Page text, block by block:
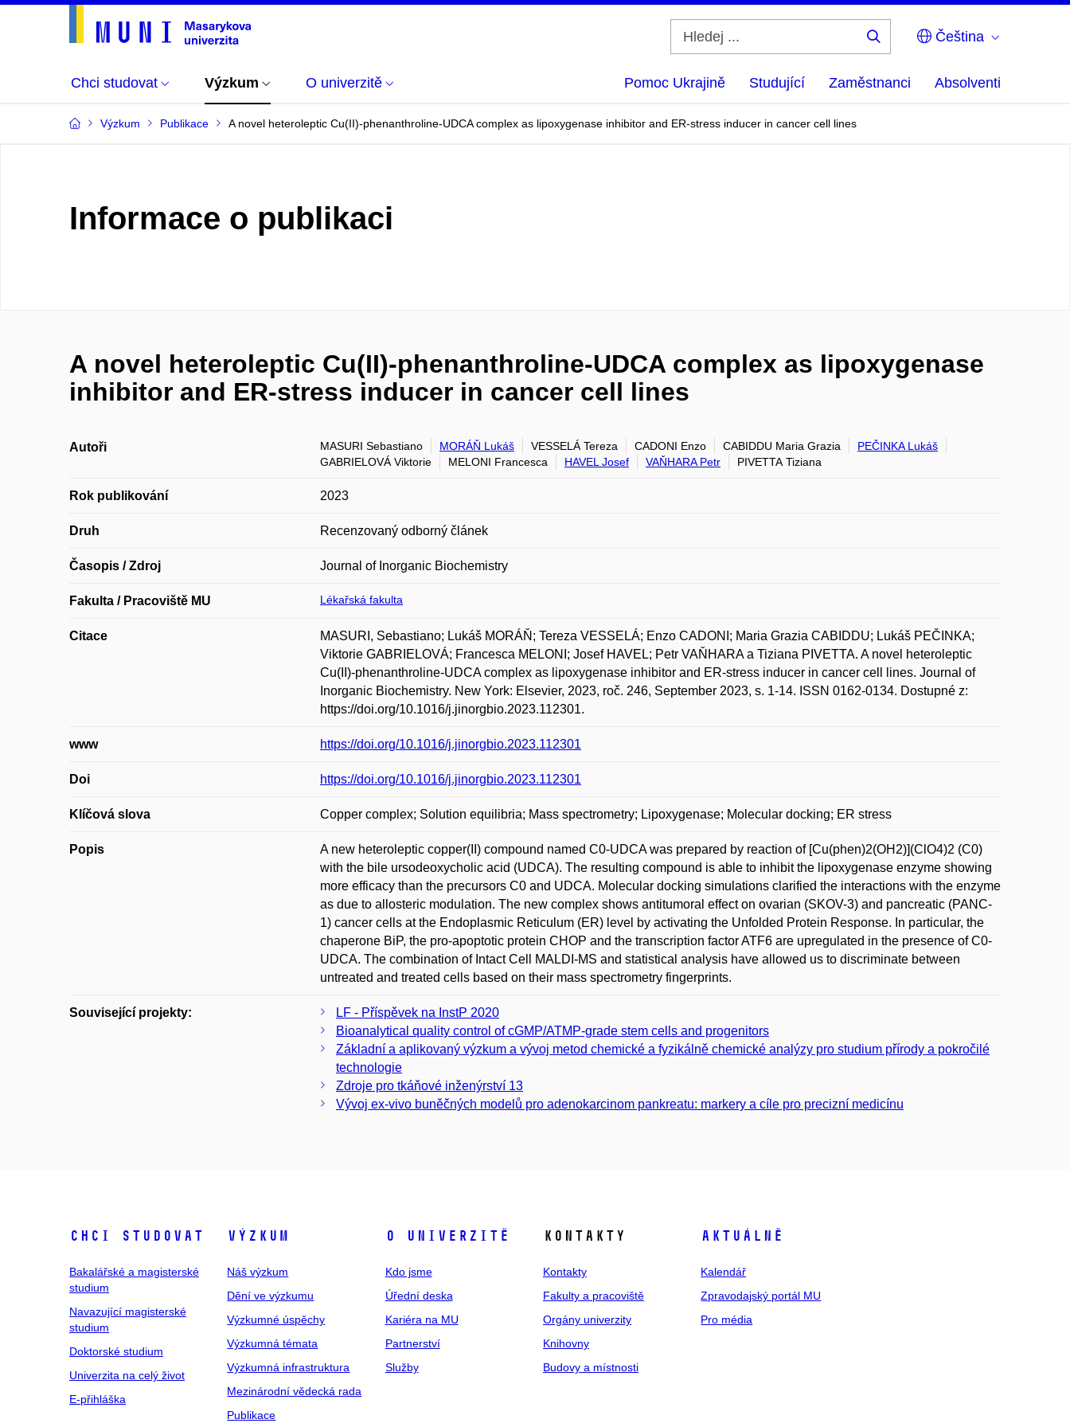
Čeština
Chci studovat Výzkum O univerzitě Pomoc Ukrajině Studující Zaměstnanci Absolventi
Výzkum Publikace A novel heteroleptic Cu(II)-phenanthroline-UDCA complex as lipoxygenase inhibitor and ER-stress inducer in cancer cell lines
Informace o publikaci
A novel heteroleptic Cu(II)-phenanthroline-UDCA complex as lipoxygenase
inhibitor and ER-stress inducer in cancer cell lines
Autoři MASURI Sebastiano MORÁŇ Lukáš VESSELÁ Tereza CADONI Enzo CABIDDU Maria Grazia
PEČINKA Lukáš
GABRIELOVÁ Viktorie
MELONI Francesca HAVEL Josef VAŇHARA Petr PIVETTA Tiziana
Rok publikování 2023
Druh Recenzovaný odborný článek
Časopis / Zdroj Journal of Inorganic Biochemistry
Fakulta / Pracoviště MU Lékařská fakulta
Citace
MASURI, Sebastiano; Lukáš MORÁŇ; Tereza VESSELÁ; Enzo CADONI; Maria Grazia CABIDDU; Lukáš PEČINKA;
Viktorie GABRIELOVÁ; Francesca MELONI; Josef HAVEL; Petr VAŇHARA a Tiziana PIVETTA. A novel heteroleptic
Cu(II)-phenanthroline-UDCA complex as lipoxygenase inhibitor and ER-stress inducer in cancer cell lines. Journal of
Inorganic Biochemistry. New York: Elsevier, 2023, roč. 246, September 2023, s. 1-14. ISSN 0162-0134. Dostupné z:
https://doi.org/10.1016/j.jinorgbio.2023.112301.
www https://doi.org/10.1016/j.jinorgbio.2023.112301
Doi https://doi.org/10.1016/j.jinorgbio.2023.112301
Klíčová slova Copper complex; Solution equilibria; Mass spectrometry; Lipoxygenase; Molecular docking; ER stress
Popis
A new heteroleptic copper(II) compound named C0-UDCA was prepared by reaction of [Cu(phen)2(OH2)](ClO4)2 (C0)
with the bile ursodeoxycholic acid (UDCA). The resulting compound is able to inhibit the lipoxygenase enzyme showing
more efficacy than the precursors C0 and UDCA. Molecular docking simulations clarified the interactions with the enzyme
as due to allosteric modulation. The new complex shows antitumoral effect on ovarian (SKOV-3) and pancreatic (PANC-
1) cancer cells at the Endoplasmic Reticulum (ER) level by activating the Unfolded Protein Response. In particular, the
chaperone BiP, the pro-apoptotic protein CHOP and the transcription factor ATF6 are upregulated in the presence of C0-
UDCA. The combination of Intact Cell MALDI-MS and statistical analysis have allowed us to discriminate between
untreated and treated cells based on their mass spectrometry fingerprints.
Související projekty:
LF - Příspěvek na InstP 2020
Bioanalytical quality control of cGMP/ATMP-grade stem cells and progenitors
Základní a aplikovaný výzkum a vývoj metod chemické a fyzikálně chemické analýzy pro studium přírody a pokročilé
technologie
Zdroje pro tkáňové inženýrství 13
Vývoj ex-vivo buněčných modelů pro adenokarcinom pankreatu: markery a cíle pro precizní medicínu
Chci studovat
Bakalářské a magisterské
studium
Navazující magisterské
studium
Doktorské studium
Univerzita na celý život
E-přihláška
Výzkum
Náš výzkum
Dění ve výzkumu
Výzkumné úspěchy
Výzkumná témata
Výzkumná infrastruktura
Mezinárodní vědecká rada
Publikace
O univerzitě
Kdo jsme
Úřední deska
Kariéra na MU
Partnerství
Služby
Kontakty
Kontakty
Fakulty a pracoviště
Orgány univerzity
Knihovny
Budovy a místnosti
Aktuálně
Kalendář
Zpravodajský portál MU
Pro média